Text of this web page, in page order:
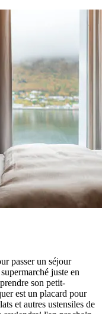
passer un séjour
juste en
son petit-
est un placard pour
et autres ustensiles de